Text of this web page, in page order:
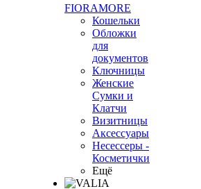
FIORAMORE
Кошельки
Обложки
для
документов
Ключницы
Женские
Сумки и
Клатчи
Визитницы
Аксессуары
Несессеры -
Косметички
Ещё